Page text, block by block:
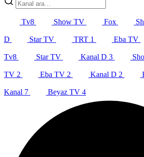
Tv8 Show TV Fox
D Star TV TRT 1 Eba TV
Tv8 Star TV Kanal D 3
TV 2 Eba TV 2 Kanal D 2
Kanal 7 Beyaz TV 4